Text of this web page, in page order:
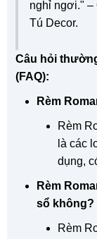
nghỉ ngơi." –
Tú Decor.
Câu hỏi
(FAQ):
Rèm
Rèm
là các
dụng,
Rèm
sổ không?
Rèm